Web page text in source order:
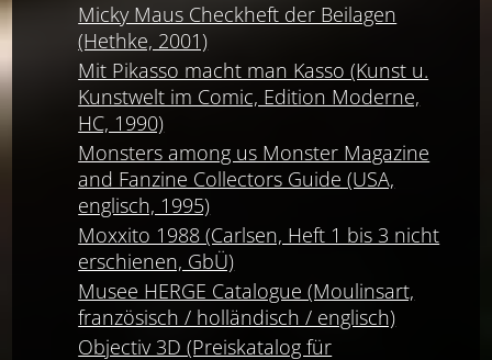
Micky Maus Checkheft der Beilagen
(Hethke, 2001)
Mit Pikasso macht man Kasso (Kunst u.
Kunstwelt im Comic, Edition Moderne,
HC, 1990)
Monsters among us Monster Magazine
and Fanzine Collectors Guide (USA,
englisch, 1995)
Moxxito 1988 (Carlsen, Heft 1 bis 3 nicht
erschienen, GbÜ)
Musee HERGE Catalogue (Moulinsart,
französisch / holländisch / englisch)
Objectiv 3D (Preiskatalog für